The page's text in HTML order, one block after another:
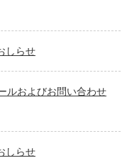
しらせ
ルおよびお問い合わせ
しらせ